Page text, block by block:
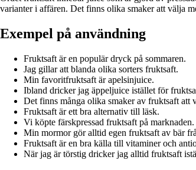
varianter i affären. Det finns olika smaker att välja
Exempel på användning
Fruktsaft är en populär dryck på sommaren.
Jag gillar att blanda olika sorters fruktsaft.
Min favoritfruktsaft är apelsinjuice.
Ibland dricker jag äppeljuice istället för
Det finns många olika smaker av fruktsaft att
Fruktsaft är ett bra alternativ till läsk.
Vi köpte färskpressad fruktsaft på marknaden.
Min mormor gör alltid egen fruktsaft av bär
Fruktsaft är en bra källa till vitaminer och
När jag är törstig dricker jag alltid fruktsaft